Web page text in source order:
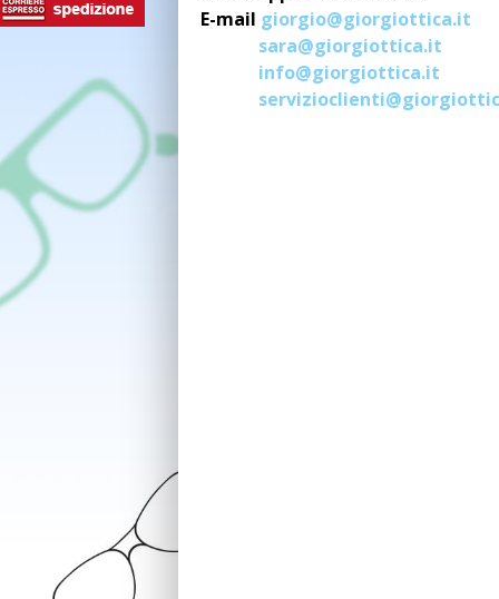
E-mail giorgio@giorgiottica.it
sara@giorgiottica.it
info@giorgiottica.it